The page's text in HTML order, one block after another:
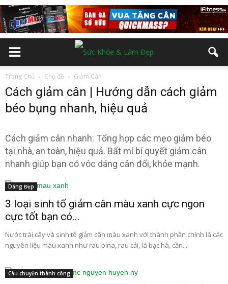
Trang Chủ Chủ đề Giảm Cân
Cách giảm cân | Hướng dẫn cách giảm
béo bụng nhanh, hiệu quả
Cách giảm cân nhanh: Tổng hợp các mẹo giảm béo
tại nhà, an toàn, hiệu quả. Bất mí bí quyết giảm cân
nhanh giúp bạn có vóc dáng cân đối, khỏe mạnh.
Dáng Đẹp
3 loại sinh tố giảm cân màu xanh cực ngon
cực tốt bạn có...
Nước trái cây và sinh tố giảm cân màu xanh với thành phần chính là các
nguyên liệu màu xanh như rau bina, rau cải, lá bạc hà, cần...
Câu chuyện thành công